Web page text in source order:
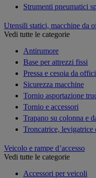
Strumenti pneumatici
Utensili statici, macchine da
Vedi tutte le categorie
Antirumore
Base per attrezzi fissi
Pressa e cesoia da
Sicurezza macchine
Tornio asportazione
Tornio e accessori
Trapano su colonna e
Troncatrice, levigatrice
Veicolo e rampe d’accesso
Vedi tutte le categorie
Accessori per veicoli